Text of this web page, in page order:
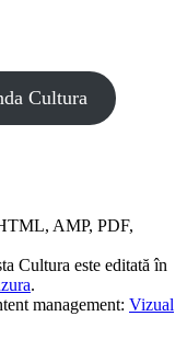
Cultura
AMP, PDF,
Cultura este editată în
.
management: Vizual